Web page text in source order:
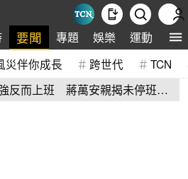
要聞 專題 娛樂 運動 全
災伴你成長 跨世代 TCN
反而上班 蔣萬安親揭未停班課